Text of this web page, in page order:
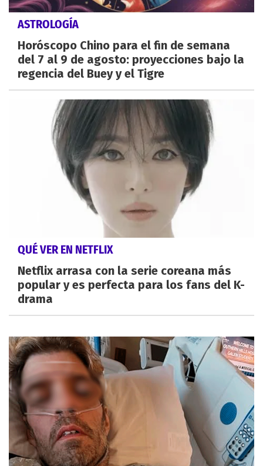
ASTROLOGÍA
Horóscopo Chino para el fin de semana
del 7 al 9 de agosto: proyecciones bajo la
regencia del Buey y el Tigre
QUÉ VER EN NETFLIX
Netflix arrasa con la serie coreana más
popular y es perfecta para los fans del K-
drama